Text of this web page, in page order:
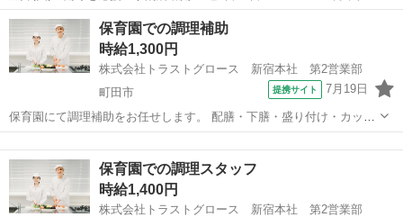
木/金 [勤務地・最寄駅]： 東京都町田市成瀬8-9-14 ベロニカ苑 株
式会社レパスト（708） 成瀬駅徒歩11分 [職...
東京 町田市 キッチン
保育園での調理補助
時給1,300円
株式会社トラストグロース 新宿本社 第2営業部
町田市
提携サイト 7月19日
保育園にて調理補助をお任せします。 配膳・下膳・盛り付け・カッ
ト・洗浄等をお願いします。 ★定員：120名 ★資格不問 ★20～50代の
方活躍中 ★曜日固定OK ★日勤シフトのみ ※お仕事No.13-046752 ご
応募...
保育園での調理スタッフ
時給1,400円
株式会社トラストグロース 新宿本社 第2営業部